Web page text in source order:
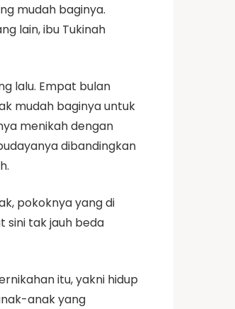
mudah baginya.
lain, ibu Tukinah
lalu. Empat bulan
mudah baginya untuk
menikah dengan
dibandingkan
pokoknya yang di
sini tak jauh beda
itu, yakni hidup
anak yang